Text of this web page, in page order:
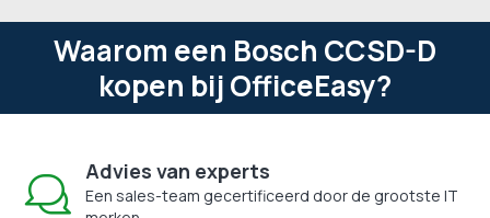
Waarom een Bosch CCSD-D
kopen bij OfficeEasy?
Advies van experts
Een sales-team gecertificeerd door de grootste IT